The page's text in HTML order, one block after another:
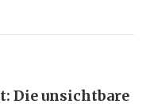
Die unsichtbare